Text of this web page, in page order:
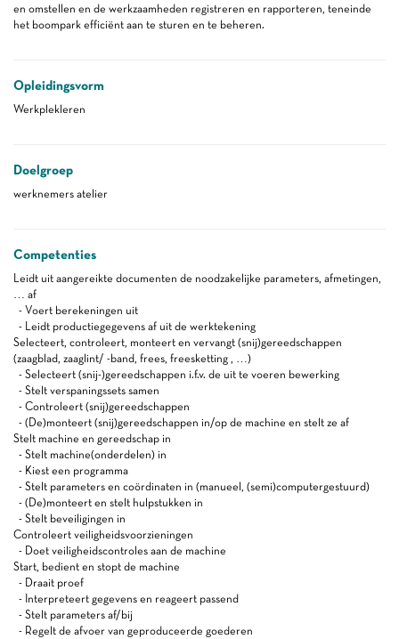
en omstellen en de werkzaamheden registreren en rapporteren, teneinde
het boompark efficiënt aan te sturen en te beheren.
Opleidingsvorm
Werkplekleren
Doelgroep
werknemers atelier
Competenties
Leidt uit aangereikte documenten de noodzakelijke parameters, afmetingen,
… af
- Voert berekeningen uit
- Leidt productiegegevens af uit de werktekening
Selecteert, controleert, monteert en vervangt (snij)gereedschappen
(zaagblad, zaaglint/ -band, frees, freesketting , …)
- Selecteert (snij-)gereedschappen i.f.v. de uit te voeren bewerking
- Stelt verspaningssets samen
- Controleert (snij)gereedschappen
- (De)monteert (snij)gereedschappen in/op de machine en stelt ze af
Stelt machine en gereedschap in
- Stelt machine(onderdelen) in
- Kiest een programma
- Stelt parameters en coördinaten in (manueel, (semi)computergestuurd)
- (De)monteert en stelt hulpstukken in
- Stelt beveiligingen in
Controleert veiligheidsvoorzieningen
- Doet veiligheidscontroles aan de machine
Start, bedient en stopt de machine
- Draait proef
- Interpreteert gegevens en reageert passend
- Stelt parameters af/bij
- Regelt de afvoer van geproduceerde goederen